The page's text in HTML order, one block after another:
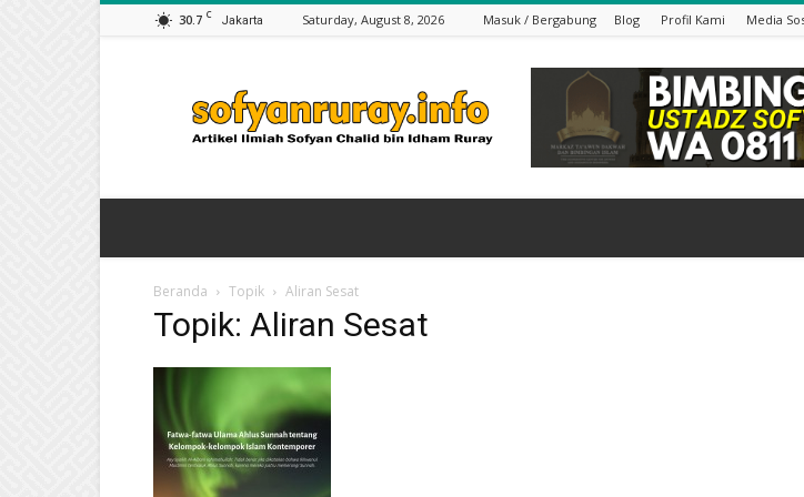
30.7 C Jakarta Saturday, August 8, 2026 Masuk / Bergabung Blog Profil Kami Media
Sofyan
Chalid
bin
Ruray
Beranda Topik Aliran Sesat
Topik: Aliran Sesat